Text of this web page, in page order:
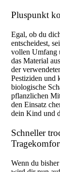
Pluspunkt
Egal, ob du
entscheidest,
vollen Umfang
das Material
der
Pestiziden und
biologische
pflanzlichen
den Einsatz
dein Kind und
Schneller
Wenn du